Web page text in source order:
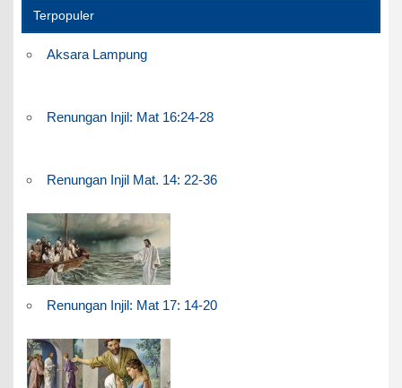
Terpopuler
Aksara Lampung
Renungan Injil: Mat 16:24-28
Renungan Injil Mat. 14: 22-36
Renungan Injil: Mat 17: 14-20